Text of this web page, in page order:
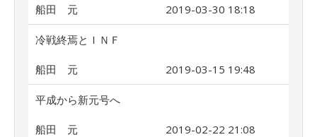
船田 元 2019-03-30 18:18
冷戦終焉とＩＮＦ
船田 元 2019-03-15 19:48
平成から新元号へ
船田 元 2019-02-22 21:08